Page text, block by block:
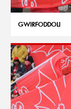
GWIRFODDOLI